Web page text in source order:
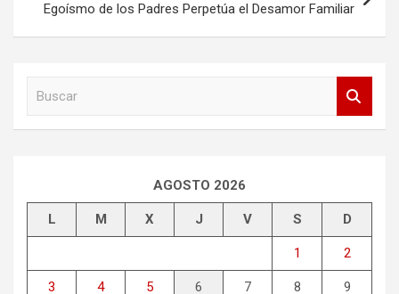
Egoísmo de los Padres Perpetúa el Desamor Familiar
AGOSTO 2026
L M X J V S D
1 2
3 4 5 6 7 8 9